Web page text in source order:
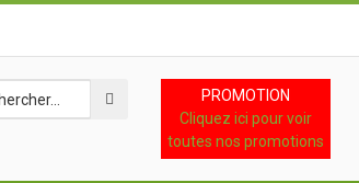
PROMOTION
Cliquez ici pour voir
toutes nos promotions